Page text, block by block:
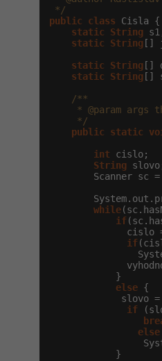
*/
public
class Cisla {
static
String
static
String []
static
String []
static
String []
/**
* @param args
     */
public
static
int cislo;
String
        Scanner sc =
while
if
cislo
if
            }
else {
slovo =
if
else
            }